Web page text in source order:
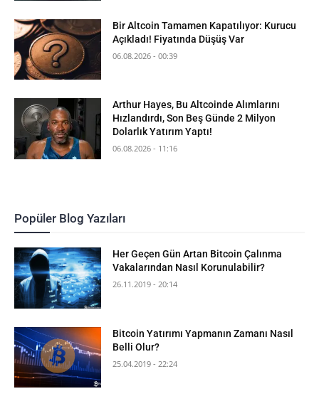
Bir Altcoin Tamamen Kapatılıyor: Kurucu
Açıkladı! Fiyatında Düşüş Var
06.08.2026 - 00:39
Arthur Hayes, Bu Altcoinde Alımlarını
Hızlandırdı, Son Beş Günde 2 Milyon
Dolarlık Yatırım Yaptı!
06.08.2026 - 11:16
Popüler Blog Yazıları
Her Geçen Gün Artan Bitcoin Çalınma
Vakalarından Nasıl Korunulabilir?
26.11.2019 - 20:14
Bitcoin Yatırımı Yapmanın Zamanı Nasıl
Belli Olur?
25.04.2019 - 22:24